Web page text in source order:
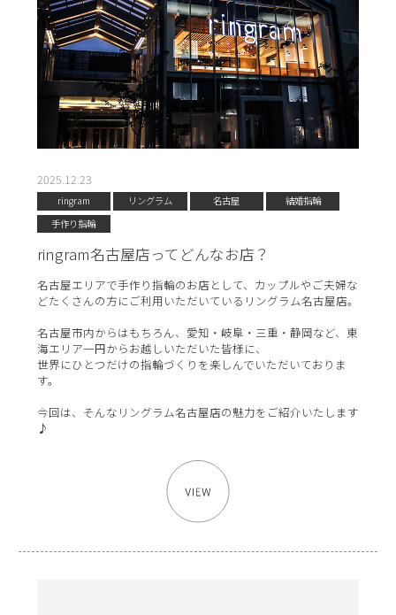
2025.12.23
ringram リングラム 名古屋
結婚指輪
手作り指輪
ringram名古屋店ってどんなお店？
名古屋エリアで手作り指輪のお店として、カップルやご夫婦な
どたくさんの方にご利用いただいているリングラム名古屋店。
名古屋市内からはもちろん、愛知・岐阜・三重・静岡など、東
海エリア一円からお越しいただいた皆様に、
世界にひとつだけの指輪づくりを楽しんでいただいておりま
す。
今回は、そんなリングラム名古屋店の魅力をご紹介いたします
♪